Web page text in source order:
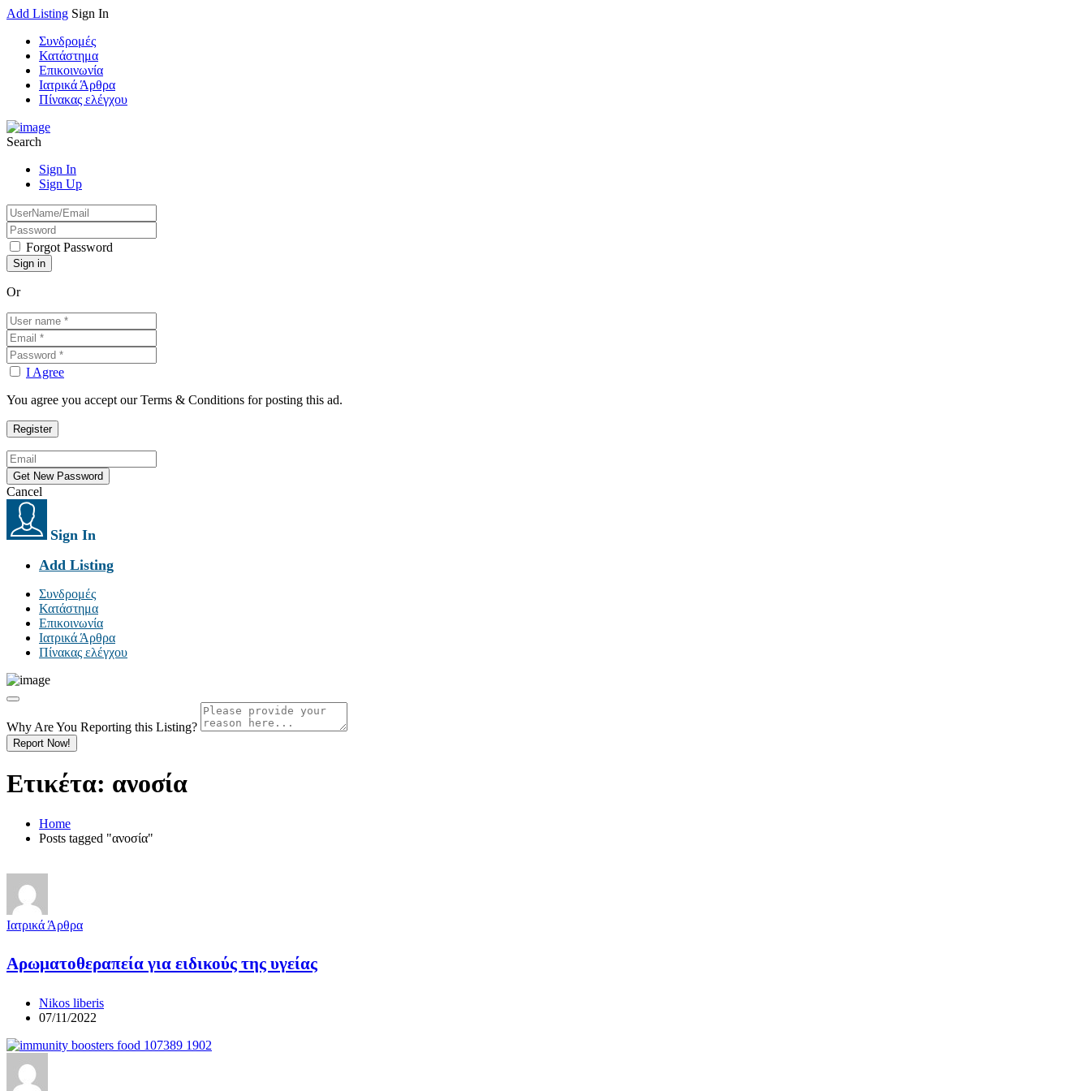
Add Listing Sign In
Συνδρομές
Κατάστημα
Επικοινωνία
Ιατρικά Άρθρα
Πίνακας ελέγχου
Search
Sign In
Sign Up
Forgot Password
Or
I Agree
You agree you accept our Terms & Conditions for posting this ad.
Cancel
Sign In
Add Listing
Συνδρομές
Κατάστημα
Επικοινωνία
Ιατρικά Άρθρα
Πίνακας ελέγχου
Why Are You Reporting this Listing?
Report Now!
Ετικέτα: ανοσία
Home
Posts tagged "ανοσία"
Ιατρικά Άρθρα
Αρωματοθεραπεία για ειδικούς της υγείας
Nikos liberis
07/11/2022